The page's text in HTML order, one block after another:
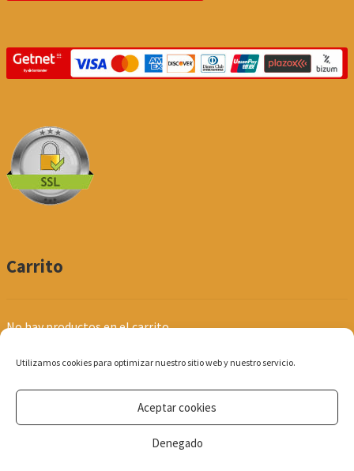
Utilizamos cookies para optimizar nuestro sitio web y nuestro servicio.
Aceptar cookies
Denegado
Carrito
No hay productos en el carrito.
© Produpel | Productos de Peluquería y Estética 2026